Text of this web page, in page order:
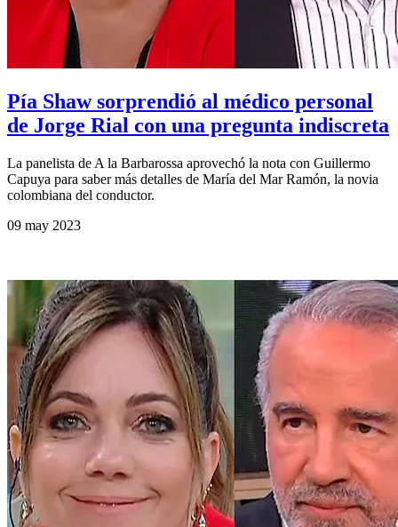
Pía Shaw sorprendió al médico personal
de Jorge Rial con una pregunta indiscreta
La panelista de A la Barbarossa aprovechó la nota con Guillermo
Capuya para saber más detalles de María del Mar Ramón, la novia
colombiana del conductor.
09 may 2023